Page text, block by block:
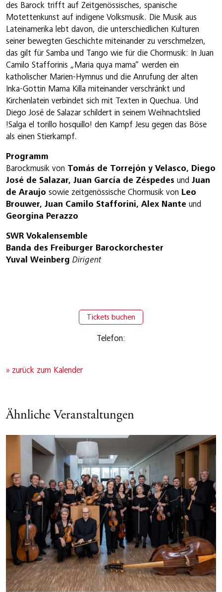
des Barock trifft auf Zeitgenössisches, spanische
Motettenkunst auf indigene Volksmusik. Die Musik aus
Lateinamerika lebt davon, die unterschiedlichen Kulturen
seiner bewegten Geschichte miteinander zu verschmelzen,
das gilt für Samba und Tango wie für die Chormusik: In Juan
Camilo Stafforinis „Maria quya mama“ werden ein
katholischer Marien-Hymnus und die Anrufung der alten
Inka-Gottin Mama Killa miteinander verschränkt und
Kirchenlatein verbindet sich mit Texten in Quechua. Und
Diego José de Salazar schildert in seinem Weihnachtslied
!Salga el torillo hosquillo! den Kampf Jesu gegen das Böse
als einen Stierkampf.
Programm
Barockmusik von Tomás de Torrejón y Velasco, Diego
José de Salazar, Juan García de Zéspedes und Juan
de Araujo sowie zeitgenössische Chormusik von Leo
Brouwer, Juan Camilo Stafforini, Alex Nante und
Georgina Perazzo
SWR Vokalensemble
Banda des Freiburger Barockorchester
Yuval Weinberg Dirigent
Tickets buchen
Telefon:
» zurück zum Kalender
Ähnliche Veranstaltungen